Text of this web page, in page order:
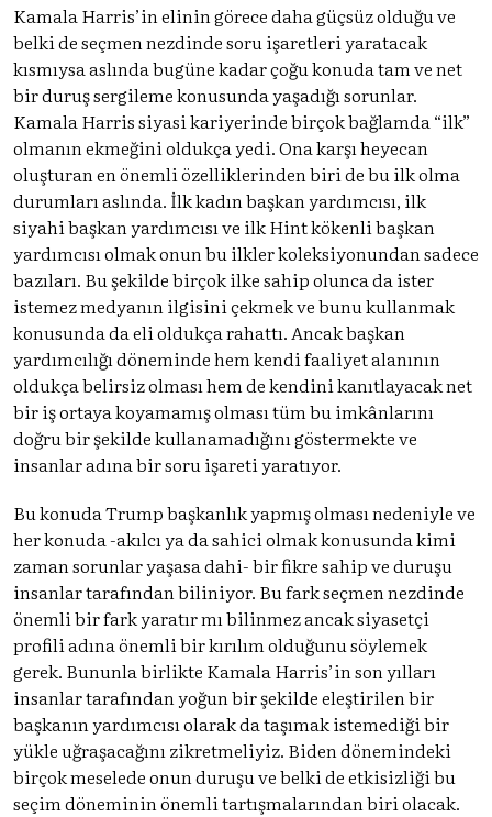
Kamala Harris’in elinin görece daha güçsüz olduğu ve
belki de seçmen nezdinde soru işaretleri yaratacak
kısmıysa aslında bugüne kadar çoğu konuda tam ve net
bir duruş sergileme konusunda yaşadığı sorunlar.
Kamala Harris siyasi kariyerinde birçok bağlamda “ilk”
olmanın ekmeğini oldukça yedi. Ona karşı heyecan
oluşturan en önemli özelliklerinden biri de bu ilk olma
durumları aslında. İlk kadın başkan yardımcısı, ilk
siyahi başkan yardımcısı ve ilk Hint kökenli başkan
yardımcısı olmak onun bu ilkler koleksiyonundan sadece
bazıları. Bu şekilde birçok ilke sahip olunca da ister
istemez medyanın ilgisini çekmek ve bunu kullanmak
konusunda da eli oldukça rahattı. Ancak başkan
yardımcılığı döneminde hem kendi faaliyet alanının
oldukça belirsiz olması hem de kendini kanıtlayacak net
bir iş ortaya koyamamış olması tüm bu imkânlarını
doğru bir şekilde kullanamadığını göstermekte ve
insanlar adına bir soru işareti yaratıyor.
Bu konuda Trump başkanlık yapmış olması nedeniyle ve
her konuda -akılcı ya da sahici olmak konusunda kimi
zaman sorunlar yaşasa dahi- bir fikre sahip ve duruşu
insanlar tarafından biliniyor. Bu fark seçmen nezdinde
önemli bir fark yaratır mı bilinmez ancak siyasetçi
profili adına önemli bir kırılım olduğunu söylemek
gerek. Bununla birlikte Kamala Harris’in son yılları
insanlar tarafından yoğun bir şekilde eleştirilen bir
başkanın yardımcısı olarak da taşımak istemediği bir
yükle uğraşacağını zikretmeliyiz. Biden dönemindeki
birçok meselede onun duruşu ve belki de etkisizliği bu
seçim döneminin önemli tartışmalarından biri olacak.